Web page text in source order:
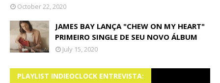
October 22, 2020
JAMES BAY LANÇA "CHEW ON MY HEART"
PRIMEIRO SINGLE DE SEU NOVO ÁLBUM
July 15, 2020
PLAYLIST INDIEOCLOCK ENTREVISTA: